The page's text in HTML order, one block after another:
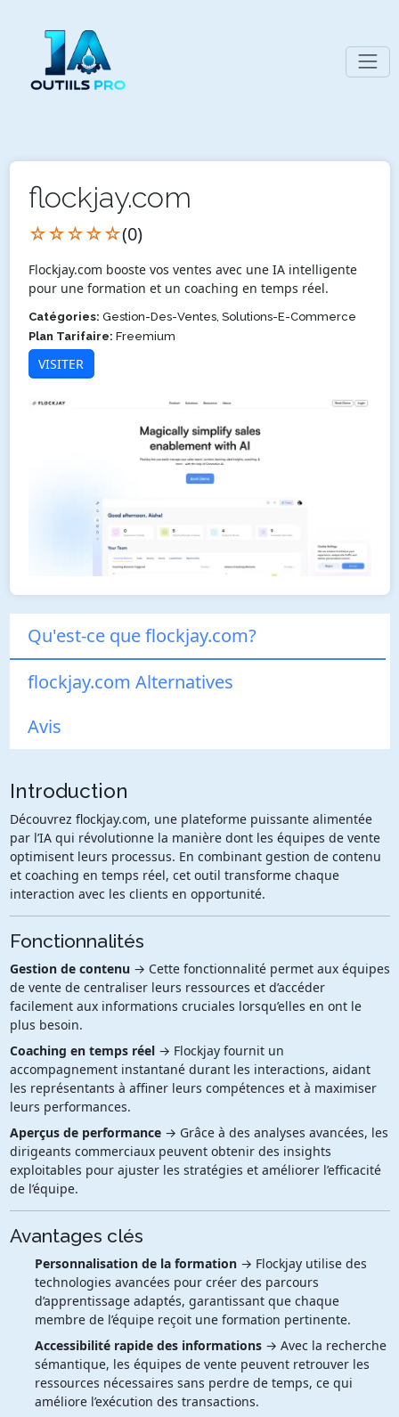
flockjay.com
☆☆☆☆☆(0)
Flockjay.com booste vos ventes avec une IA intelligente
pour une formation et un coaching en temps réel.
Catégories: Gestion-Des-Ventes, Solutions-E-Commerce
Plan Tarifaire: Freemium
VISITER
Qu'est-ce que flockjay.com?
flockjay.com Alternatives
Avis
Introduction
Découvrez flockjay.com, une plateforme puissante alimentée
par l’IA qui révolutionne la manière dont les équipes de vente
optimisent leurs processus. En combinant gestion de contenu
et coaching en temps réel, cet outil transforme chaque
interaction avec les clients en opportunité.
Fonctionnalités
Gestion de contenu→ Cette fonctionnalité permet aux équipes
de vente de centraliser leurs ressources et d’accéder
facilement aux informations cruciales lorsqu’elles en ont le
plus besoin.
Coaching en temps réel→ Flockjay fournit un
accompagnement instantané durant les interactions, aidant
les représentants à affiner leurs compétences et à maximiser
leurs performances.
Aperçus de performance→ Grâce à des analyses avancées, les
dirigeants commerciaux peuvent obtenir des insights
exploitables pour ajuster les stratégies et améliorer l’efficacité
de l’équipe.
Avantages clés
Personnalisation de la formation→ Flockjay utilise des
technologies avancées pour créer des parcours
d’apprentissage adaptés, garantissant que chaque
membre de l’équipe reçoit une formation pertinente.
Accessibilité rapide des informations→ Avec la recherche
sémantique, les équipes de vente peuvent retrouver les
ressources nécessaires sans perdre de temps, ce qui
améliore l’exécution des transactions.